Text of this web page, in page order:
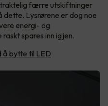
færre utskiftninger
Lysrørene er dog noe
energi- og
spares inn igjen.
å bytte til LED